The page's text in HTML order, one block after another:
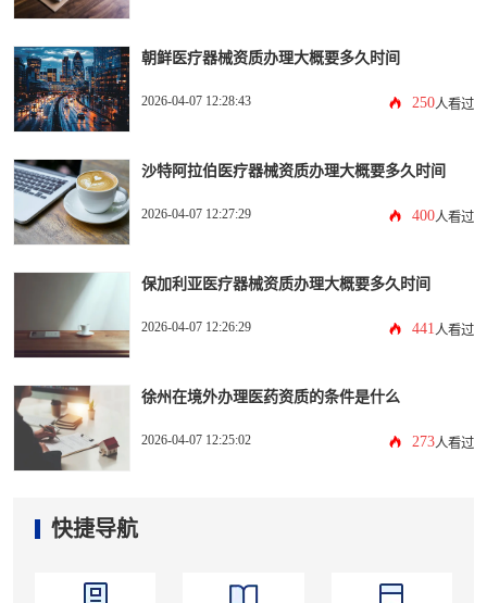
朝鲜医疗器械资质办理大概要多久时间
2026-04-07 12:28:43 250人看过
沙特阿拉伯医疗器械资质办理大概要多久时间
2026-04-07 12:27:29 400人看过
保加利亚医疗器械资质办理大概要多久时间
2026-04-07 12:26:29 441 人看过
徐州在境外办理医药资质的条件是什么
2026-04-07 12:25:02 273人看过
快捷导航